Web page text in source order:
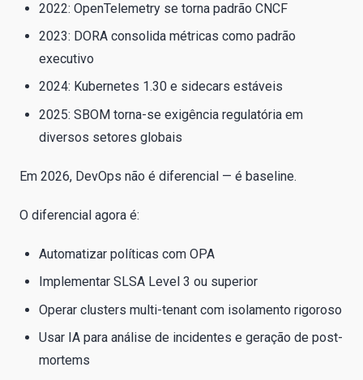
2022: OpenTelemetry se torna padrão CNCF
2023: DORA consolida métricas como padrão
executivo
2024: Kubernetes 1.30 e sidecars estáveis
2025: SBOM torna-se exigência regulatória em
diversos setores globais
Em 2026, DevOps não é diferencial — é baseline.
O diferencial agora é:
Automatizar políticas com OPA
Implementar SLSA Level 3 ou superior
Operar clusters multi-tenant com isolamento rigoroso
Usar IA para análise de incidentes e geração de post-
mortems